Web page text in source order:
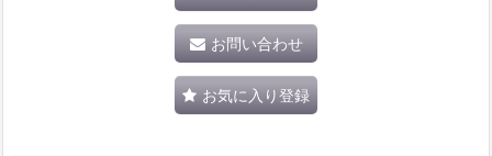
お問い合わせ
お気に入り登録